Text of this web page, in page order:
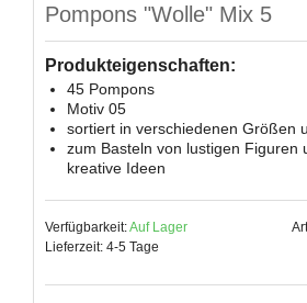
Pompons "Wolle" Mix 5
Produkteigenschaften:
45 Pompons
Motiv 05
sortiert in verschiedenen Größen
zum Basteln von lustigen Figuren
kreative Ideen
Verfügbarkeit:Auf Lager
Lieferzeit: 4-5 Tage